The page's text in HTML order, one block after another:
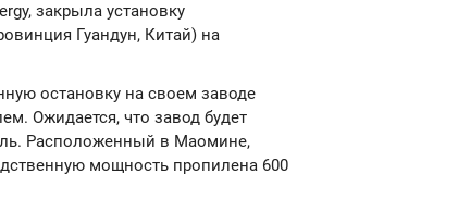
закрыла установку
Гуандун, Китай) на
остановку на своем заводе
Ожидается, что завод будет
Расположенный в Маомине,
мощность пропилена 600